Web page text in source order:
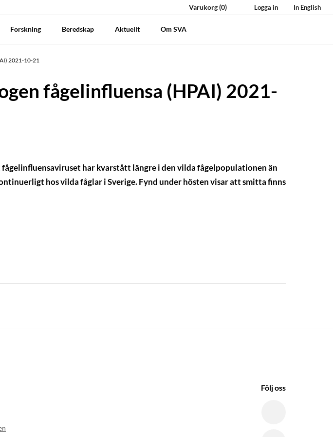
Varukorg(0) Logga in In English
Forskning Beredskap Aktuellt Om SVA
2021-10-21
fågelinfluensa (HPAI) 2021-
har kvarstått längre i den vilda fågelpopulationen än
hos vilda fåglar i Sverige. Fynd under hösten visar att smitta finns
Följ oss